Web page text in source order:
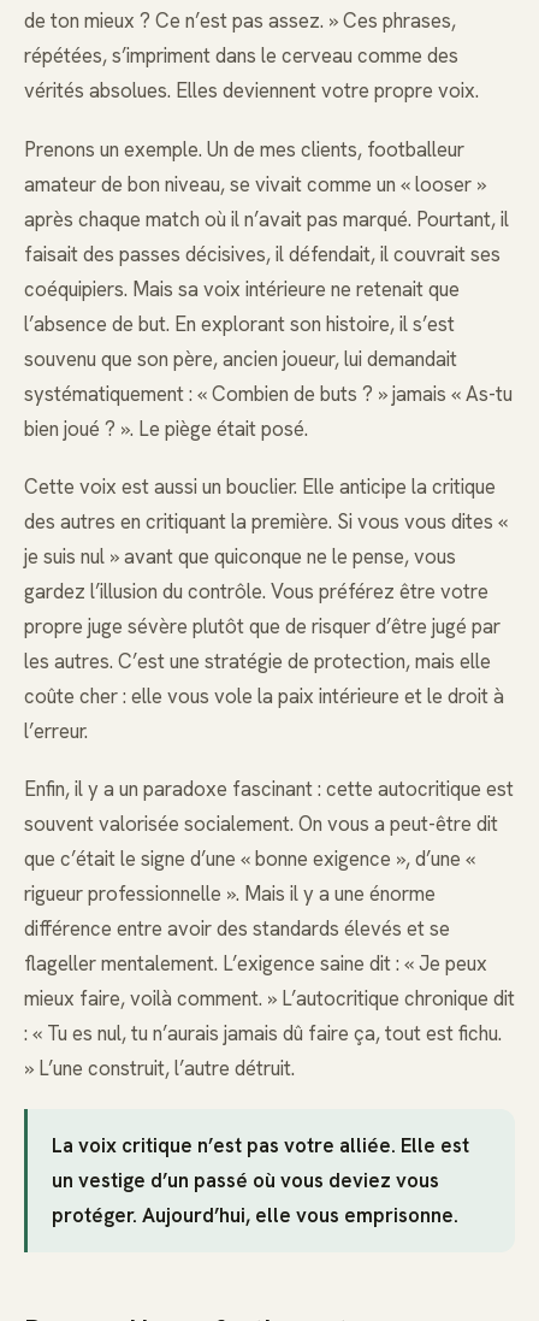
de ton mieux ? Ce n’est pas assez. » Ces phrases,
répétées, s’impriment dans le cerveau comme des
vérités absolues. Elles deviennent votre propre voix.
Prenons un exemple. Un de mes clients, footballeur
amateur de bon niveau, se vivait comme un « looser »
après chaque match où il n’avait pas marqué. Pourtant, il
faisait des passes décisives, il défendait, il couvrait ses
coéquipiers. Mais sa voix intérieure ne retenait que
l’absence de but. En explorant son histoire, il s’est
souvenu que son père, ancien joueur, lui demandait
systématiquement : « Combien de buts ? » jamais « As-tu
bien joué ? ». Le piège était posé.
Cette voix est aussi un bouclier. Elle anticipe la critique
des autres en critiquant la première. Si vous vous dites «
je suis nul » avant que quiconque ne le pense, vous
gardez l’illusion du contrôle. Vous préférez être votre
propre juge sévère plutôt que de risquer d’être jugé par
les autres. C’est une stratégie de protection, mais elle
coûte cher : elle vous vole la paix intérieure et le droit à
l’erreur.
Enfin, il y a un paradoxe fascinant : cette autocritique est
souvent valorisée socialement. On vous a peut-être dit
que c’était le signe d’une « bonne exigence », d’une «
rigueur professionnelle ». Mais il y a une énorme
différence entre avoir des standards élevés et se
flageller mentalement. L’exigence saine dit : « Je peux
mieux faire, voilà comment. » L’autocritique chronique dit
: « Tu es nul, tu n’aurais jamais dû faire ça, tout est fichu.
» L’une construit, l’autre détruit.
La voix critique n’est pas votre alliée. Elle est
un vestige d’un passé où vous deviez vous
protéger. Aujourd’hui, elle vous emprisonne.